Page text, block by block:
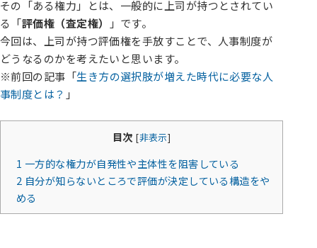
その「ある権力」とは、一般的に上司が持つとされてい
る「評価権（査定権）
」です。
今回は、上司が持つ評価権を手放すことで、人事制度が
どうなるのかを考えたいと思います。
※前回の記事「生き方の選択肢が増えた時代に必要な人
事制度とは？ 」
目次 [非表示]
1 一方的な権力が自発性や主体性を阻害している
2 自分が知らないところで評価が決定している構造をや
める